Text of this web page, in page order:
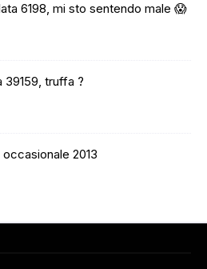
6198, mi sto sentendo male 😱
39159, truffa ?
2013